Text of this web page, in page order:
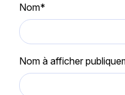
Nom*
Nom à afficher